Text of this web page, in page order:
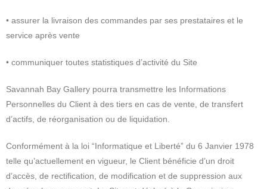
• assurer la livraison des commandes par ses prestataires et le
service après vente
• communiquer toutes statistiques d’activité du Site
Savannah Bay Gallery pourra transmettre les Informations
Personnelles du Client à des tiers en cas de vente, de transfert
d’actifs, de réorganisation ou de liquidation.
Conformément à la loi “Informatique et Liberté” du 6 Janvier 1978
telle qu’actuellement en vigueur, le Client bénéficie d’un droit
d’accès, de rectification, de modification et de suppression aux